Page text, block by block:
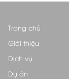
Trang chủ
Giới thiệu
Dịch vụ
Dự án